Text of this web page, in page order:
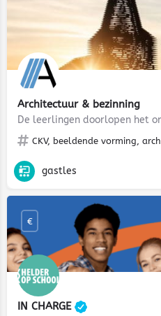
Architectuur & bezinning
CKV, beeldende vorming,
gastles
IN CHARGE
€